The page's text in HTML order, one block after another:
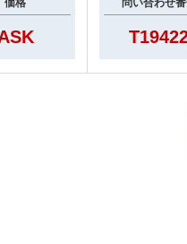
価格 問い合わせ